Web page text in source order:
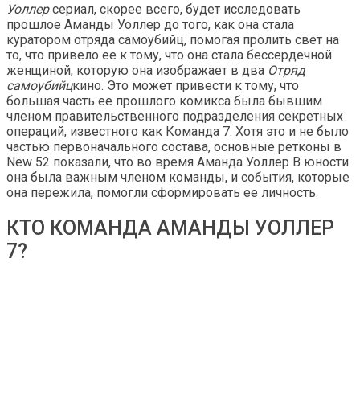
Уоллерсериал, скорее всего, будет исследовать
прошлое Аманды Уоллер до того, как она стала
куратором отряда самоубийц, помогая пролить свет на
то, что привело ее к тому, что она стала бессердечной
женщиной, которую она изображает в два Отряд
самоубийцкино. Это может привести к тому, что
большая часть ее прошлого комикса была бывшим
членом правительственного подразделения секретных
операций, известного как Команда 7. Хотя это и не было
частью первоначального состава, основные ретконы в
New 52 показали, что во время Аманда Уоллер В юности
она была важным членом команды, и события, которые
она пережила, помогли сформировать ее личность.
КТО КОМАНДА АМАНДЫ УОЛЛЕР
7?